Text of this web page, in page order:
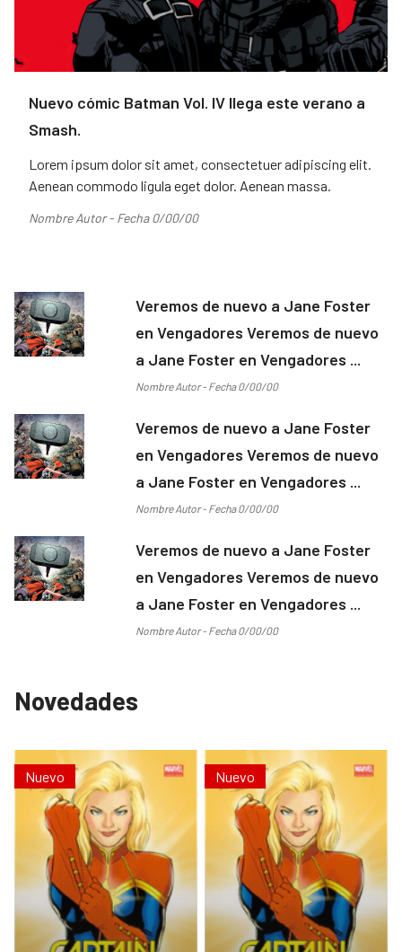
Nuevo cómic Batman Vol. IV llega este verano a
Smash.
Lorem ipsum dolor sit amet, consectetuer adipiscing elit.
Aenean commodo ligula eget dolor. Aenean massa.
Nombre Autor - Fecha 0/00/00
Veremos de nuevo a Jane Foster
en Vengadores Veremos de nuevo
a Jane Foster en Vengadores ...
Nombre Autor - Fecha 0/00/00
Veremos de nuevo a Jane Foster
en Vengadores Veremos de nuevo
a Jane Foster en Vengadores ...
Nombre Autor - Fecha 0/00/00
Veremos de nuevo a Jane Foster
en Vengadores Veremos de nuevo
a Jane Foster en Vengadores ...
Nombre Autor - Fecha 0/00/00
Novedades
Nuevo Nuevo